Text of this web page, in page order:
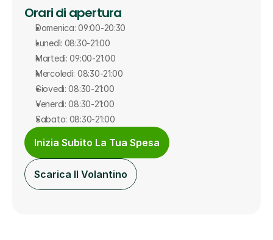
Orari di apertura
Domenica: 09:00-20:30
Lunedì: 08:30-21:00
Martedì: 09:00-21:00
Mercoledì: 08:30-21:00
Giovedì: 08:30-21:00
Venerdì: 08:30-21:00
Sabato: 08:30-21:00
Inizia Subito La Tua Spesa
Scarica Il Volantino